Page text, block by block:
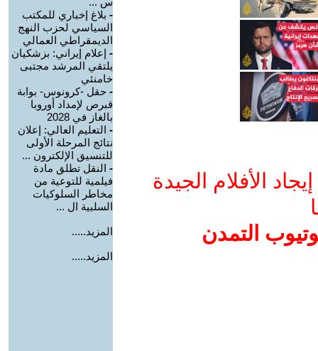
الأفلام الجيدة
التمدن
- بلاغ إخباري للمكتب
السياسي لحزب النهج
الديمقراطي العمالي
- إعلام إيراني: بزشكيان
يلتقي المرشد مجتبى
خامنئي
- حقل -كرونوس- بوابة
قبرص لإمداد أوروبا
بالغاز في 2028
- التعليم العالي: إعلان
نتائج المرحلة الأولى
للتنسيق الإلكترون ...
- النقل تطلق مادة
فيلمية للتوعية من
مخاطر السلوكيات
السلبية ال ...
المزيد.....
المزيد.....